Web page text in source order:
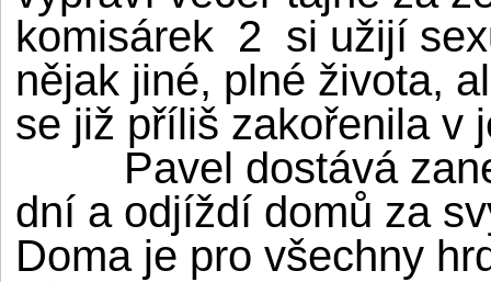
komisárek 2 si užijí
nějak jiné, plné života,
se již příliš zakořenila v
Pavel dostává
dní a odjíždí domů za
Doma je pro všechny